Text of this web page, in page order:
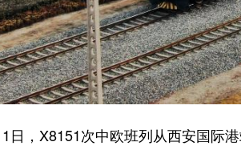
，X8151次中欧班列从西安国际港